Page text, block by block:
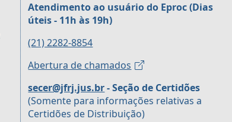
Atendimento ao usuário do Eproc (Dias
úteis - 11h às 19h)
(21) 2282-8854
Abertura de chamados
secer@jfrj.jus.br- Seção de Certidões
(Somente para informações relativas a
Certidões de Distribuição)